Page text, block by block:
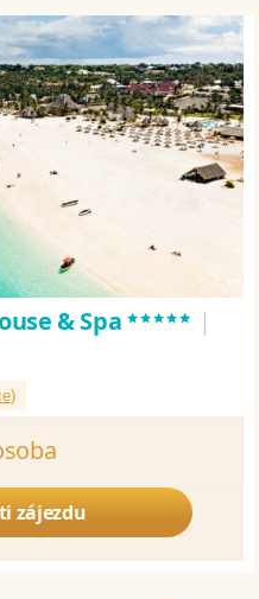
& Spa***** |
)
zájezdu